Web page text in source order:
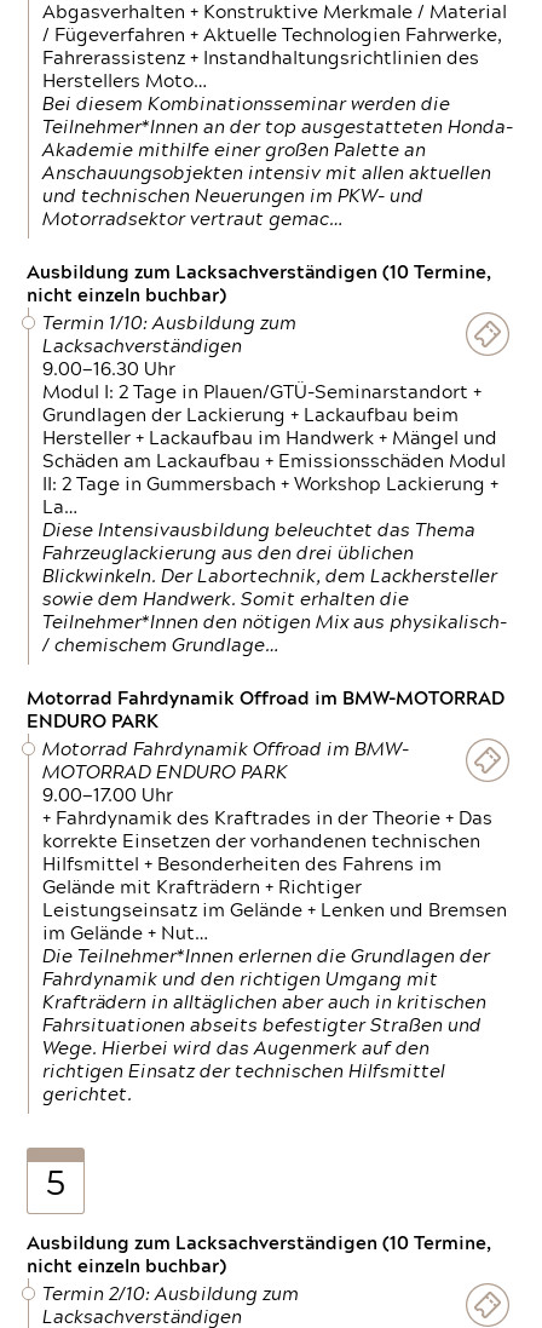
Abgasverhalten + Konstruktive Merkmale / Material
/ Fügeverfahren + Aktuelle Technologien Fahrwerke,
Fahrerassistenz + Instandhaltungsrichtlinien des
Herstellers Moto…
Bei diesem Kombinationsseminar werden die
Teilnehmer*Innen an der top ausgestatteten Honda-
Akademie mithilfe einer großen Palette an
Anschauungsobjekten intensiv mit allen aktuellen
und technischen Neuerungen im PKW- und
Motorradsektor vertraut gemac…
Ausbildung zum Lacksachverständigen (10 Termine,
nicht einzeln buchbar)
Termin 1/10: Ausbildung zum
Lacksachverständigen
9.00—16.30 Uhr
Modul I: 2 Tage in Plauen/GTÜ-Seminarstandort +
Grundlagen der Lackierung + Lackaufbau beim
Hersteller + Lackaufbau im Handwerk + Mängel und
Schäden am Lackaufbau + Emissionsschäden Modul
II: 2 Tage in Gummersbach + Workshop Lackierung +
La…
Diese Intensivausbildung beleuchtet das Thema
Fahrzeuglackierung aus den drei üblichen
Blickwinkeln. Der Labortechnik, dem Lackhersteller
sowie dem Handwerk. Somit erhalten die
Teilnehmer*Innen den nötigen Mix aus physikalisch-
/ chemischem Grundlage…
Motorrad Fahrdynamik Offroad im BMW-MOTORRAD
ENDURO PARK
Motorrad Fahrdynamik Offroad im BMW-
MOTORRAD ENDURO PARK
9.00—17.00 Uhr
+ Fahrdynamik des Kraftrades in der Theorie + Das
korrekte Einsetzen der vorhandenen technischen
Hilfsmittel + Besonderheiten des Fahrens im
Gelände mit Krafträdern + Richtiger
Leistungseinsatz im Gelände + Lenken und Bremsen
im Gelände + Nut…
Die Teilnehmer*Innen erlernen die Grundlagen der
Fahrdynamik und den richtigen Umgang mit
Krafträdern in alltäglichen aber auch in kritischen
Fahrsituationen abseits befestigter Straßen und
Wege. Hierbei wird das Augenmerk auf den
richtigen Einsatz der technischen Hilfsmittel
gerichtet.
5
Ausbildung zum Lacksachverständigen (10 Termine,
nicht einzeln buchbar)
Termin 2/10: Ausbildung zum
Lacksachverständigen